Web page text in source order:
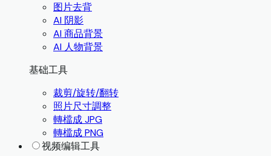
图片去背
AI 阴影
AI 商品背景
AI 人物背景
基础工具
裁剪/旋转/翻转
照片尺寸調整
轉檔成 JPG
轉檔成 PNG
视频编辑工具